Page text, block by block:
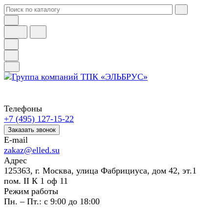
Телефоны
+7 (495) 127-15-22
Заказать звонок
E-mail
zakaz@elled.su
Адрес
125363, г. Москва, улица Фабрициуса, дом 42, эт.1
пом. II К 1 оф 11
Режим работы
Пн. – Пт.: с 9:00 до 18:00